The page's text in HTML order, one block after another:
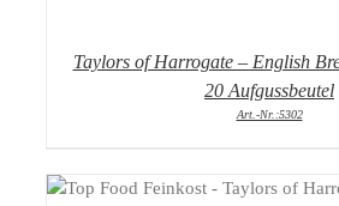
Taylors of Harrogate – English
20 Aufgussbeutel
Art.-Nr.:5302